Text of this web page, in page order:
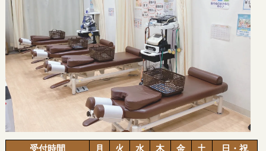
受付時間 月 火 水 木 金 土 日・祝